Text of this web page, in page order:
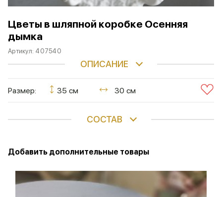
Цветы в шляпной коробке Осенняя
дымка
Артикул: 407540
ОПИСАНИЕ
Размер: 35 см 30 см
СОСТАВ
Добавить дополнительные товары